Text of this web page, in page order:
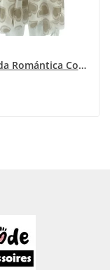
Bufanda Romántica Corazones Beige y topo